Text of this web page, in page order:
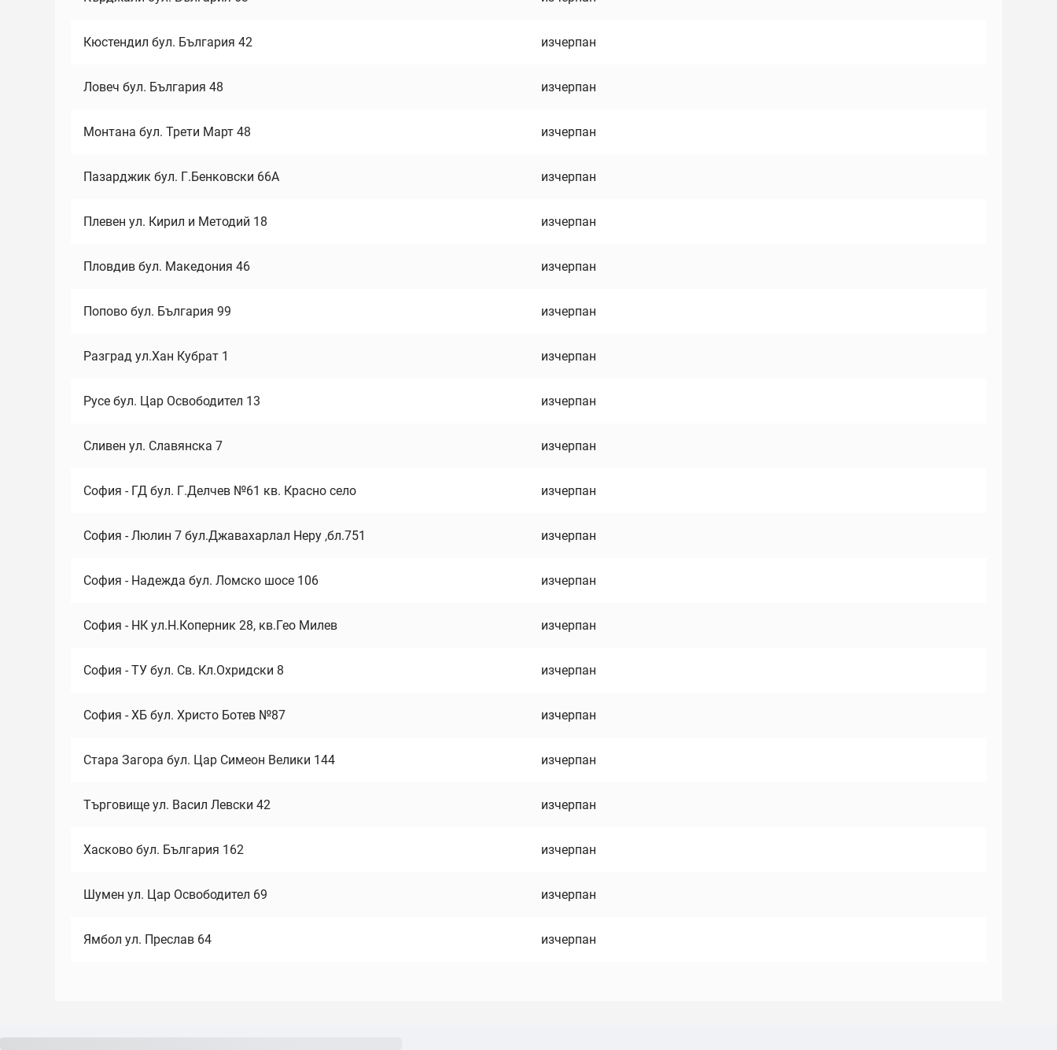
Кюстендил бул. България 42 изчерпан
Ловеч бул. България 48 изчерпан
Монтана бул. Трети Март 48 изчерпан
Пазарджик бул. Г.Бенковски 66А изчерпан
Плевен ул. Кирил и Методий 18 изчерпан
Пловдив бул. Македония 46 изчерпан
Попово бул. България 99 изчерпан
Разград ул.Хан Кубрат 1 изчерпан
Русе бул. Цар Освободител 13 изчерпан
Сливен ул. Славянска 7 изчерпан
София - ГД бул. Г.Делчев №61 кв. Красно село изчерпан
София - Люлин 7 бул.Джавахарлал Неру ,бл.751 изчерпан
София - Надежда бул. Ломско шосе 106 изчерпан
София - НК ул.Н.Коперник 28, кв.Гео Милев изчерпан
София - ТУ бул. Св. Кл.Охридски 8 изчерпан
София - ХБ бул. Христо Ботев №87 изчерпан
Стара Загора бул. Цар Симеон Велики 144 изчерпан
Търговище ул. Васил Левски 42 изчерпан
Хасково бул. България 162 изчерпан
Шумен ул. Цар Освободител 69 изчерпан
Ямбол ул. Преслав 64 изчерпан